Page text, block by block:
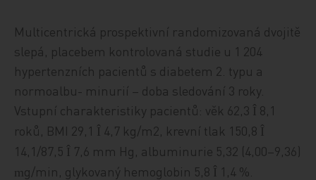
Multicentrická prospektivní randomizovaná dvojitě
slepá, placebem kontrolovaná studie u 1 204
hypertenzních pacientů s diabetem 2. typu a
normoalbu- minurií – doba sledování 3 roky.
Vstupní charakteristiky pacientů: věk 62,3 Î 8,1
roků, BMI 29,1 Î 4,7 kg/m2, krevní tlak 150,8 Î
14,1/87,5 Î 7,6 mm Hg, albuminurie 5,32 (4,00–9,36)
mg/min, glykovaný hemoglobin 5,8 Î 1,4 %.